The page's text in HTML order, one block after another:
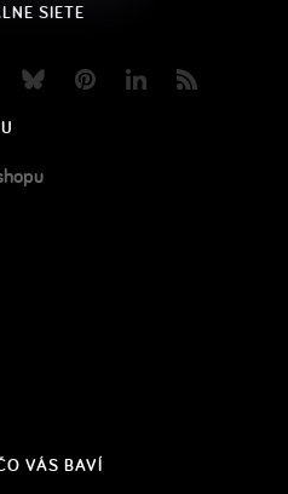
SIETE
YoutubeBlueskyPinterestLinkedIn
VÁS BAVÍ